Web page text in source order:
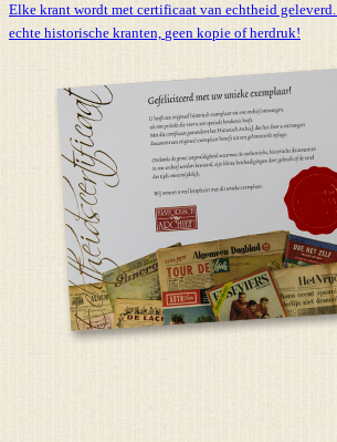
Elke krant wordt met certificaat van echtheid
echte historische kranten, geen kopie of herdruk!